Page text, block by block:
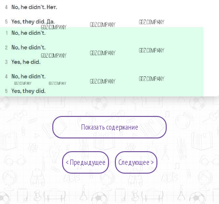
Показать содержание
< Предыдущее Следующее >